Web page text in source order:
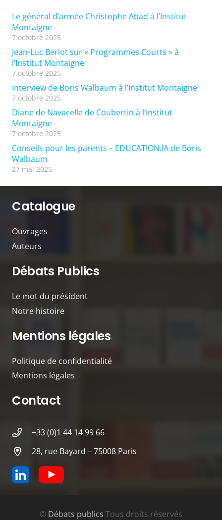
Le général d’armée Christophe Abad à l’Institut
Montaigne
7 octobre 2025
Jean-Luc Berlot sur « Programmes Courts » à
l’Institut Montaigne
7 octobre 2025
Interview de Boris Walbaum à l’Institut Montaigne
7 octobre 2025
Diane de Navacelle de Coubertin à l’Institut
Montaigne
7 octobre 2025
Conseils pour les parents – EDUCATION.IA de Boris
Walbaum
27 mai 2025
Catalogue
Ouvrages
Auteurs
Débats Publics
Le mot du président
Notre histoire
Mentions légales
Politique de confidentialité
Mentions légales
Contact
+33 (0)1 44 14 99 66
28, rue Bayard – 75008 Paris
© Débats publics Tous droits réservés